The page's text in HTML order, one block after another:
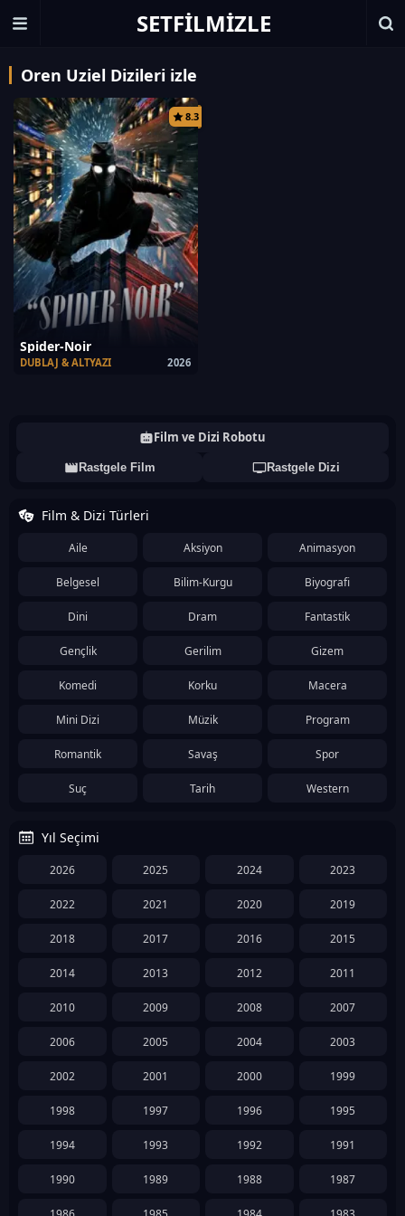
SETFILMIZLE
Oren Uziel Dizileri izle
8.3
Spider-Noir
2026
DUBLAJ & ALTYAZI
Film ve Dizi Robotu
Rastgele Film Rastgele Dizi
Film & Dizi Türleri
Aile Aksiyon Animasyon
Belgesel Bilim-Kurgu Biyografi
Dini Dram Fantastik
Gençlik Gerilim Gizem
Komedi Korku Macera
Mini Dizi Müzik Program
Romantik Savaş Spor
Suç Tarih Western
Yıl Seçimi
2026 2025 2024 2023
2022 2021 2020 2019
2018 2017 2016 2015
2014 2013 2012 2011
2010 2009 2008 2007
2006 2005 2004 2003
2002 2001 2000 1999
1998 1997 1996 1995
1994 1993 1992 1991
1990 1989 1988 1987